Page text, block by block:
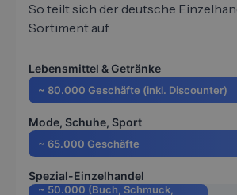
So teilt sich der deutsche
Sortiment auf.
Lebensmittel & Getränke
~ 80.000 Geschäfte (inkl. Discounter)
Mode, Schuhe, Sport
~ 65.000 Geschäfte
Spezial-Einzelhandel
~ 50.000 (Buch, Schmuck,